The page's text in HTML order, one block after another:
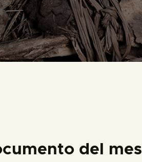
EL MUSEO
del mes